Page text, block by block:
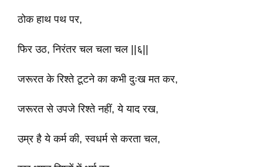
ठोक हाथ पथ पर,
फिर उठ, निरंतर चल चला चल ||६||
जरूरत के रिश्ते टूटने का कभी दुःख मत कर,
जरूरत से उपजे रिश्ते नहीं, ये याद रख,
उम्र है ये कर्म की, स्वधर्म से करता चल,